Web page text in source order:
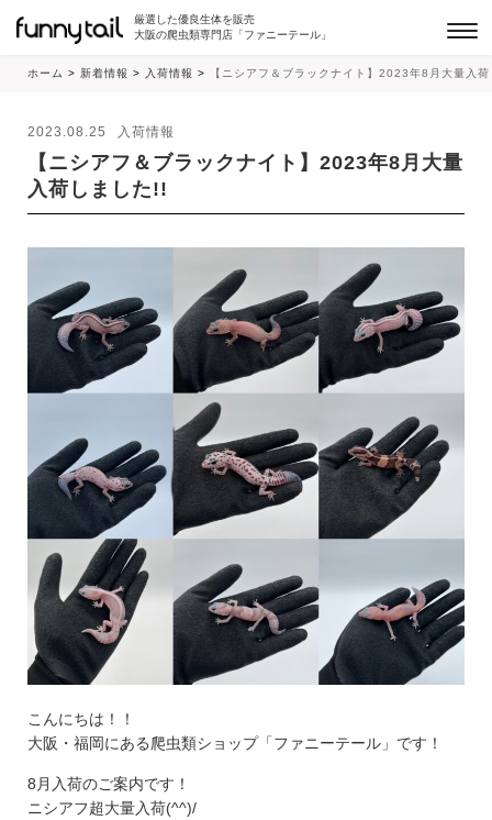
厳選した優良生体を販売
大阪の爬虫類専門店「ファニーテール」
ホーム > 新着情報 > 入荷情報 > 【ニシアフ＆ブラックナイト】2023年8月大量入
2023.08.25 入荷情報
【ニシアフ＆ブラックナイト】2023年8月大量
入荷しました!!
こんにちは！！
大阪・福岡にある爬虫類ショップ「ファニーテール」です！
8月入荷のご案内です！
ニシアフ超大量入荷(^^)/